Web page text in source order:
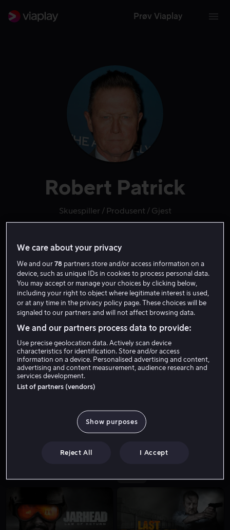
Prøv Viaplay
Robert Patrick
Skuespiller Produsent Gjest
We care about your privacy
We and our78 partners store and/or access information on a
device, such as unique IDs in cookies to process personal data.
You may accept or manage your choices by clicking below,
including your right to object where legitimate interest is used,
or at any time in the privacy policy page. These choices will be
signaled to our partners and will not affect browsing data.
We and our partners process data to provide:
Use precise geolocation data. Actively scan device
characteristics for identification. Store and/or access
information on a device. Personalised advertising and content,
advertising and content measurement, audience research and
services development.
List of partners (vendors)
Show purposes
Reject All I Accept